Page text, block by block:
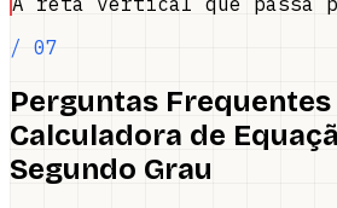
/ 07
Perguntas
Calculadora de
Segundo Grau